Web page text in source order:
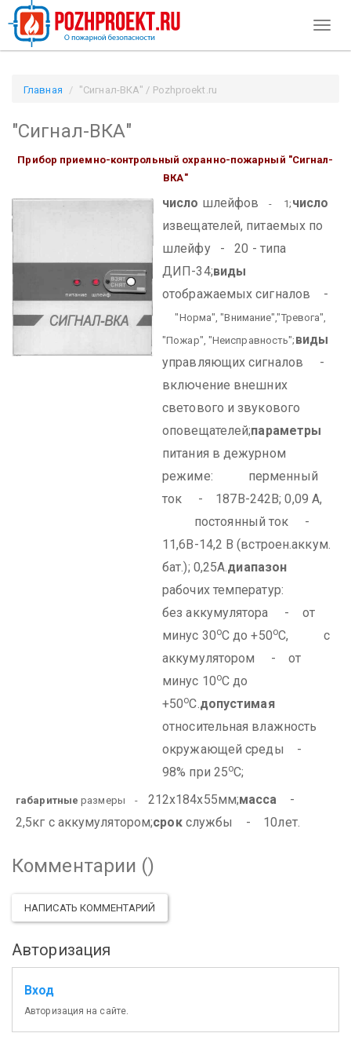
Главная "Сигнал-ВКА" / Pozhproekt.ru
"Сигнал-ВКА"
Прибор приемно-контрольный охранно-пожарный "Сигнал-
ВКА"
число шлейфов - 1; число
извещателей, питаемых по
шлейфу - 20 - типа
ДИП-34;виды
отображаемых сигналов -
"Норма", "Внимание","Тревога",
"Пожар", "Неисправность"; виды
управляющих сигналов -
включение внешних
светового и звукового
оповещателей;параметры
питания в дежурном
режиме: перменный
ток - 187В-242В; 0,09 А,
постоянный ток -
11,6В-14,2 В (встроен.аккум.
бат.); 0,25А. диапазон
рабочих температур:
без аккумулятора - от
минус 30оС до +50оС, с
аккумулятором - от
минус 10оС до
+50оС. допустимая
относительная влажность
окружающей среды -
98% при 25оС;
габаритные размеры - 212х184х55мм;масса -
2,5кг с аккумулятором;срокслужбы - 10лет.
Комментарии ()
НАПИСАТЬ КОММЕНТАРИЙ
Авторизация
Вход
Авторизация на сайте.